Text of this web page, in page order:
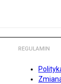
REGULAMIN